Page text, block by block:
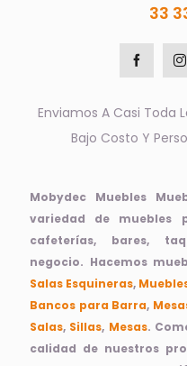
33
Enviamos A Casi Toda
Bajo Costo Y
Mobydec Muebles
variedad de muebles
cafeterías, bares,
negocio. Hacemos
Salas Esquineras,
Bancos para Barra,
Salas, Sillas, Mesas.
calidad de nuestros